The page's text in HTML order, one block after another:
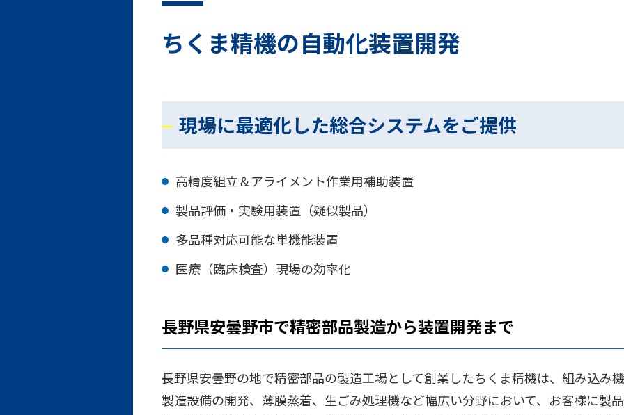
ちくま精機の自動化装置開発
現場に最適化した総合システムをご提供
高精度組立＆アライメント作業用補助装置
製品評価・実験用装置（疑似製品）
多品種対応可能な単機能装置
医療（臨床検査）現場の効率化
長野県安曇野市で精密部品製造から装置開発まで
長野県安曇野の地で精密部品の製造工場として創業したちくま精機は、組み込み
製造設備の開発、薄膜蒸着、生ごみ処理機など幅広い分野において、お客様に製品